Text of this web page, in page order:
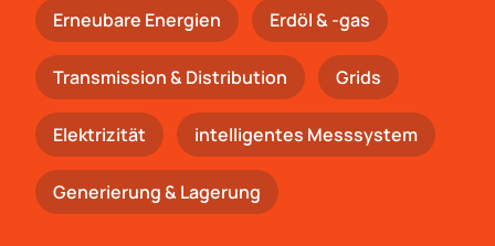
Erneubare Energien Erdöl & -gas
Trans­mis­si­on & Distribution Grids
Elektrizität intelligentes Messsystem
Generierung & Lagerung